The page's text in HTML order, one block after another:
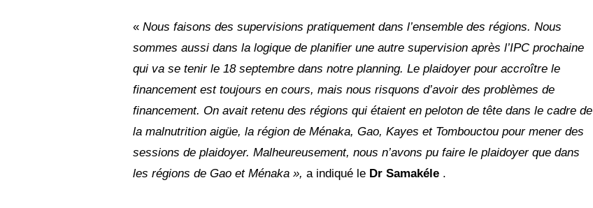
« Nous faisons des supervisions pratiquement dans l’ensemble des régions. Nous
sommes aussi dans la logique de planifier une autre supervision après l’IPC prochaine
qui va se tenir le 18 septembre dans notre planning. Le plaidoyer pour accroître le
financement est toujours en cours, mais nous risquons d’avoir des problèmes de
financement. On avait retenu des régions qui étaient en peloton de tête dans le cadre de
la malnutrition aigüe, la région de Ménaka, Gao, Kayes et Tombouctou pour mener des
sessions de plaidoyer. Malheureusement, nous n’avons pu faire le plaidoyer que dans
les régions de Gao et Ménaka », a indiqué le Dr Samakéle .